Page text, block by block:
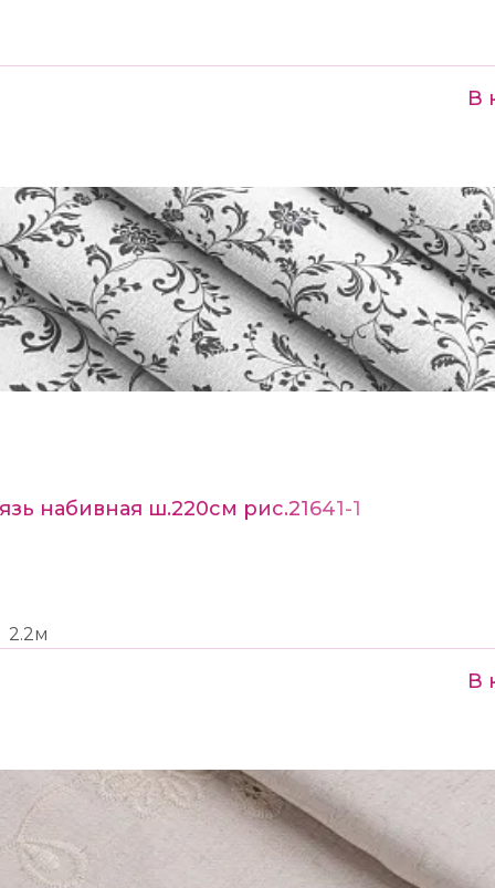
В
набивная ш.220см рис.21641-1
2.2м
В